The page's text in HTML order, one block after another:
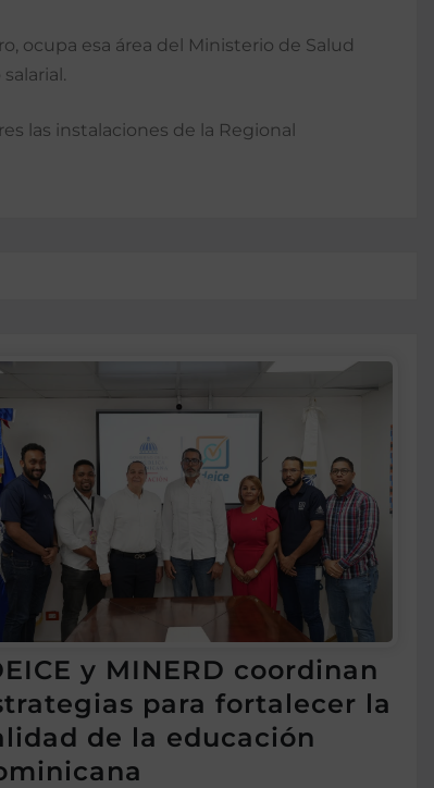
ocupa esa área del Ministerio de Salud
las ins­talaciones de la Regional
y MINERD coordinan
para fortalecer la
de la educación